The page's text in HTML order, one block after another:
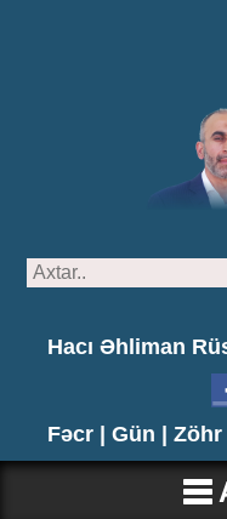
Hacı Əhliman
Fəcr | Gün | Zöhr |